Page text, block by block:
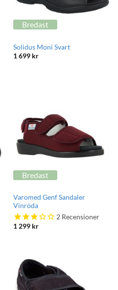
Bredast
Solidus Moni Svart
1 699 kr
Bredast
Varomed Genf Sandaler
Vinröda
2Recensioner
1 299 kr